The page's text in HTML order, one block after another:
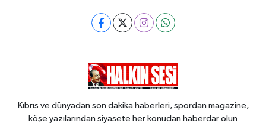
Kıbrıs ve dünyadan son dakika haberleri, spordan magazine,
köşe yazılarından siyasete her konudan haberdar olun